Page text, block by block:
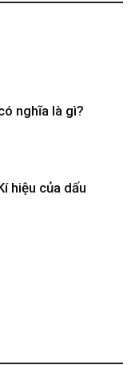
nghĩa là gì​?
hiệu của dấu